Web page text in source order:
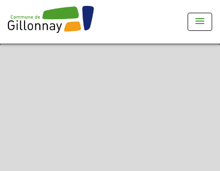
menu